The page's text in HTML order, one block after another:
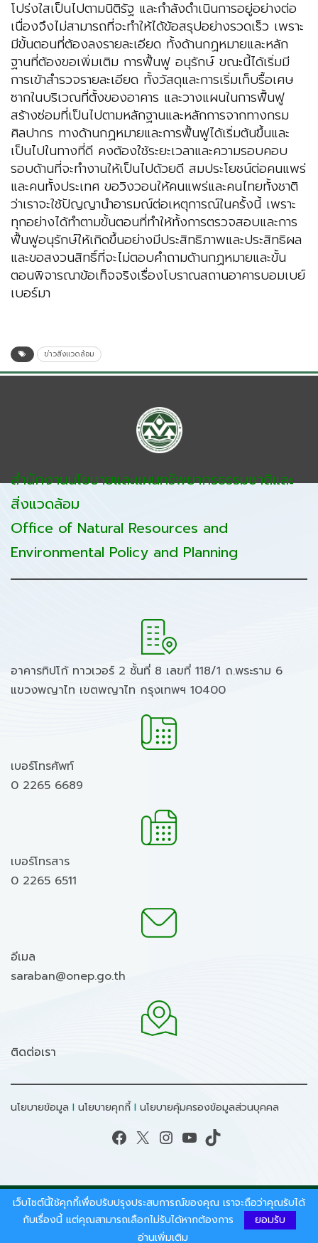
โปร่งใสเป็นไปตามนิติรัฐ และกำลังดำเนินการอยู่อย่างต่อ
เนื่องจึงไม่สามารถที่จะทำให้ได้ข้อสรุปอย่างรวดเร็ว เพราะ
มีขั้นตอนที่ต้องลงรายละเอียด ทั้งด้านกฏหมายและหลัก
ฐานที่ต้องขอเพิ่มเติม การฟื้นฟู อนุรักษ์ ขณะนี้ได้เริ่มมี
การเข้าสำรวจรายละเอียด ทั้งวัสดุและการเริ่มเก็บรื้อเศษ
ซากในบริเวณที่ตั้งของอาคาร และวางแผนในการฟื้นฟู
สร้างซ่อมที่เป็นไปตามหลักฐานและหลักการจากทางกรม
ศิลปากร ทางด้านกฏหมายและการฟื้นฟูได้เริ่มต้นขึ้นและ
เป็นไปในทางที่ดี คงต้องใช้ระยะเวลาและความรอบคอบ
รอบด้านที่จะทำงานให้เป็นไปด้วยดี สมประโยชน์ต่อคนแพร่
และคนทั้งประเทศ ขอวิงวอนให้คนแพร่และคนไทยทั้งชาติ
ว่าเราจะใช้ปัญญานำอารมณ์ต่อเหตุการณ์ในครั้งนี้ เพราะ
ทุกอย่างได้ทำตามขั้นตอนที่ทำให้ทั้งการตรวจสอบและการ
ฟื้นฟูอนุรักษ์ให้เกิดขึ้นอย่างมีประสิทธิภาพและประสิทธิผล
และขอสงวนสิทธิ์ที่จะไม่ตอบคำถามด้านกฏหมายและขั้น
ตอนพิจารณาข้อเท็จจริงเรื่องโบราณสถานอาคารบอมเบย์
เบอร์มา
ข่าวสิ่งแวดล้อม
สำนักงานนโยบายและแผนทรัพยากรธรรมชาติและ
สิ่งแวดล้อม
Office of Natural Resources and
Environmental Policy and Planning
อาคารทิปโก้ ทาวเวอร์ 2 ชั้นที่ 8 เลขที่ 118/1 ถ.พระราม 6
แขวงพญาไท เขตพญาไท กรุงเทพฯ 10400
เบอร์โทรศัพท์
0 2265 6689
เบอร์โทรสาร
0 2265 6511
อีเมล
saraban@onep.go.th
ติดต่อเรา
นโยบายข้อมูล I นโยบายคุกกี้ I นโยบายคุ้มครองข้อมูลส่วนบุคคล
Facebook X Instagram YouTube TikTok
สงวนลิขสิทธิ์ © 2026 - สำนักงานนโยบายและแผน
ทรัพยากรธรรมชาติและสิ่งแวดล้อม.
เว็บไซต์นี้ใช้คุกกี้เพื่อปรับปรุงประสบการณ์ของคุณ เราจะถือว่าคุณรับได้
กับเรื่องนี้ แต่คุณสามารถเลือกไม่รับได้หากต้องการ
ยอมรับ
อ่านเพิ่มเติม